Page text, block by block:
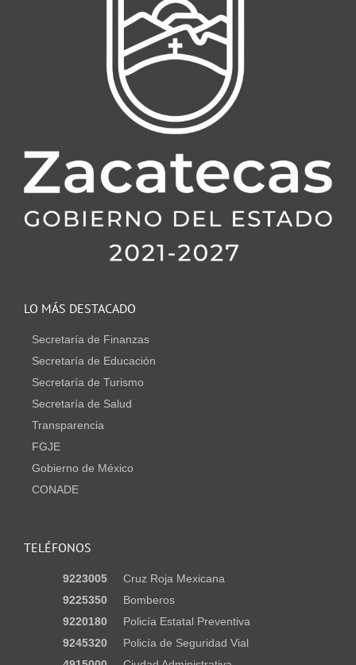
TELÉFONOS
9223005
Cruz Roja Mexicana
9225350
Bomberos
9220180
Policía Estatal Preventiva
9245320
Policía de Seguridad Vial
LO MÁS DESTACADO
Secretaría de Finanzas
Secretaría de Educación
Secretaría de Turismo
Secretaría de Salud
Transparencia
FGJE
Gobierno de México
CONADE